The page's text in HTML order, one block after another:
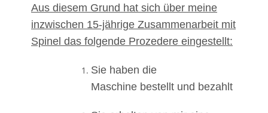
Aus diesem Grund hat sich über meine
inzwischen 15-jährige Zusammenarbeit mit
Spinel das folgende Prozedere eingestellt:
Sie haben die
Maschine bestellt und bezahlt